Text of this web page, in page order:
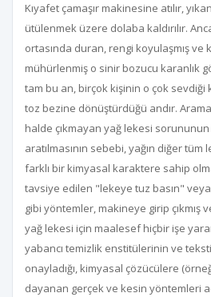
Kıyafet çamaşır makinesine atılır,
ütülenmek üzere dolaba kaldırılır.
ortasında duran, rengi koyulaşmış ve
mühürlenmiş o sinir bozucu karanlık
tam bu an, birçok kişinin o çok sevdiği
toz bezine dönüştürdüğü andır. Arama
halde çıkmayan yağ lekesi
aratılmasının sebebi, yağın diğer
farklı bir kimyasal karaktere sahip
tavsiye edilen "lekeye tuz basın"
gibi yöntemler, makineye girip çıkmış
yağ lekesi için maalesef hiçbir işe
yabancı temizlik enstitülerinin ve
onayladığı, kimyasal çözücülere
dayanan gerçek ve kesin yöntemleri